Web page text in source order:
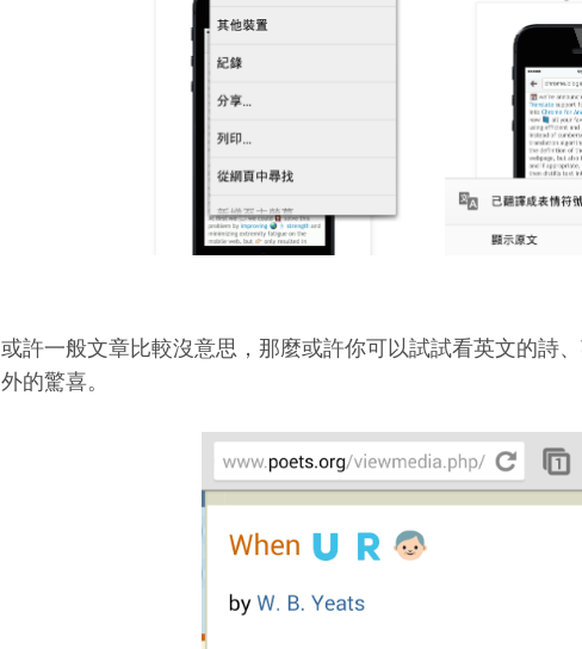
或許一般文章比較沒意思，那麼或許你可以試試看英文的詩
外的驚喜。